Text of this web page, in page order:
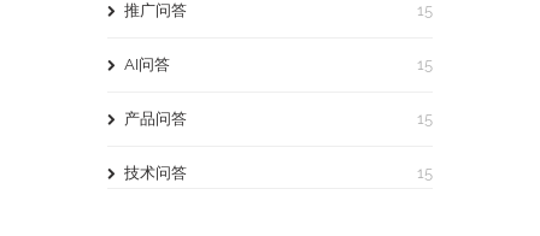
推广问答 15
AI问答 15
产品问答 15
技术问答 15